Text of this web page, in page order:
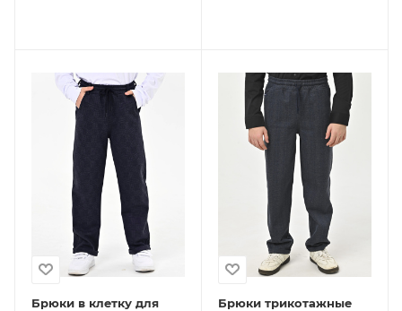
Брюки в клетку для
Брюки трикотажные